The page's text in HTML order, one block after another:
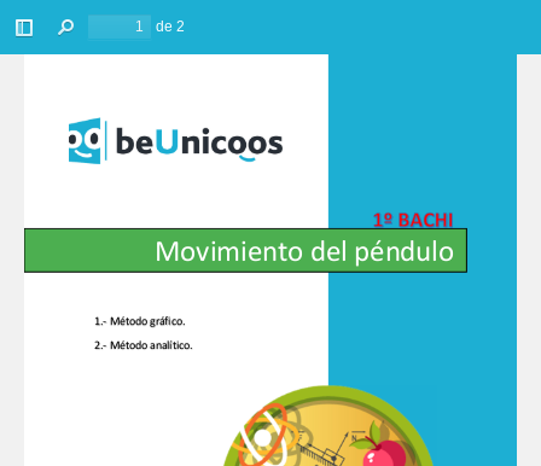
Barra
lateral
de 2
1.- Método gráfico.
2.- Método analítico.
Movimiento del péndulo